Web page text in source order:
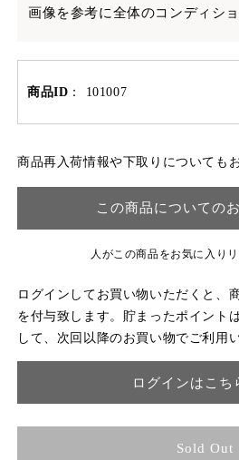
画像を参考に全体のコンディシ
商品ID ： 101007
商品再入荷情報や下取りについても
この商品についての
人がこの商品をお気に入り
ログインしてお買い物いただくと、
を付与致します。貯まったポイント
して、次回以降のお買い物でご利用
ログインはこち
Sold Out